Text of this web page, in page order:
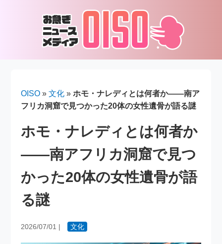
OISO »文化 »ホモ・ナレディとは何者か――南ア
フリカ洞窟で見つかった20体の女性遺骨が語る謎
ホモ・ナレディとは何者か
――南アフリカ洞窟で見つ
かった20体の女性遺骨が語
る謎
2026/07/01 | 文化